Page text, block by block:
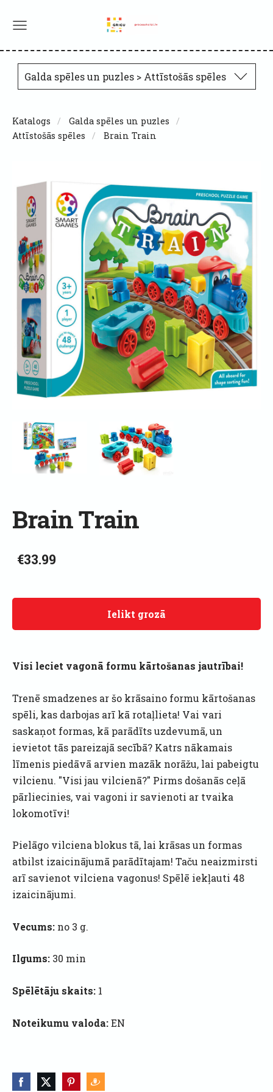
Galda spēles un puzles > Attīstošās spēles
Katalogs
Galda spēles un puzles
Attīstošās spēles
Brain Train
Brain Train
€33.99
Ielikt grozā
Visi leciet vagonā formu kārtošanas jautrībai!
Trenē smadzenes ar šo krāsaino formu kārtošanas
spēli, kas darbojas arī kā rotaļlieta! Vai vari
saskaņot formas, kā parādīts uzdevumā, un
ievietot tās pareizajā secībā? Katrs nākamais
līmenis piedāvā arvien mazāk norāžu, lai pabeigtu
vilcienu. "Visi jau vilcienā?" Pirms došanās ceļā
pārliecinies, vai vagoni ir savienoti ar tvaika
lokomotīvi!
Pielāgo vilciena blokus tā, lai krāsas un formas
atbilst izaicinājumā parādītajam! Taču neaizmirsti
arī savienot vilciena vagonus! Spēlē iekļauti 48
izaicinājumi.
Vecums: no 3 g.
Ilgums: 30 min
Spēlētāju skaits: 1
Noteikumu valoda:EN